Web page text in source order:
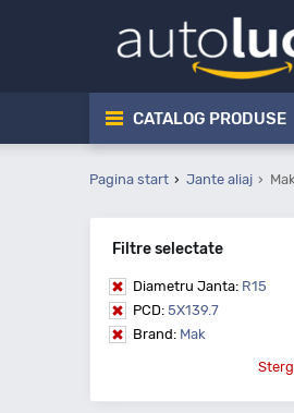
CATALOG PRODUSE
Pagina start Jante aliaj
Filtre selectate
Diametru Janta: R15
PCD: 5X139.7
Brand: Mak